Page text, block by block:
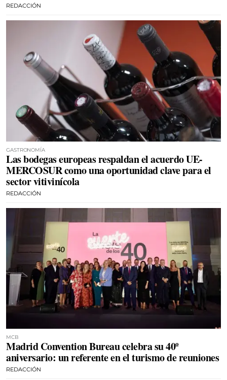
REDACCIÓN
GASTRONOMÍA
Las bodegas europeas respaldan el acuerdo UE-
MERCOSUR como una oportunidad clave para el
sector vitivinícola
REDACCIÓN
MCB
Madrid Convention Bureau celebra su 40º
aniversario: un referente en el turismo de reuniones
REDACCIÓN